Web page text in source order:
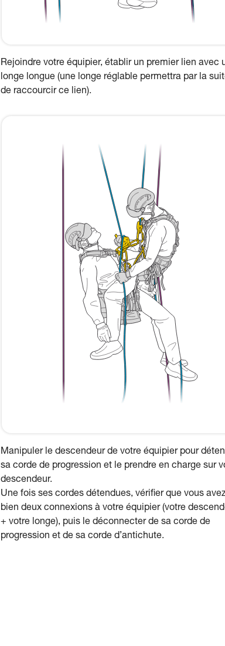
Rejoindre votre équipier, établir un premier lien avec
longe longue (une longe réglable permettra par la
de raccourcir ce lien).
Manipuler le descendeur de votre équipier pour
sa corde de progression et le prendre en charge sur
descendeur.
Une fois ses cordes détendues, vérifier que vous
bien deux connexions à votre équipier (votre
+ votre longe), puis le déconnecter de sa corde de
progression et de sa corde d’antichute.